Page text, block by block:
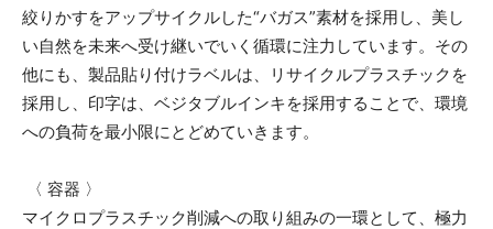
絞りかすをアップサイクルした“バガス”素材を採用し、美し
い自然を未来へ受け継いでいく循環に注力しています。その
他にも、製品貼り付けラベルは、リサイクルプラスチックを
採用し、印字は、ベジタブルインキを採用することで、環境
への負荷を最小限にとどめていきます。
〈 容器 〉
マイクロプラスチック削減への取り組みの一環として、極力